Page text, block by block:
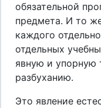
обязательной
предмета. И то
каждого
отдельных
явную и упорную
разбуханию.
Это явление